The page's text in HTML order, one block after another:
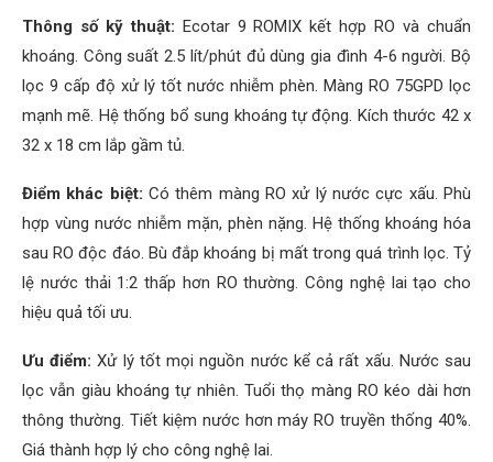
Thông số kỹ thuật: Ecotar 9 ROMIX kết hợp RO và chuẩn
khoáng. Công suất 2.5 lít/phút đủ dùng gia đình 4-6 người. Bộ
lọc 9 cấp độ xử lý tốt nước nhiễm phèn. Màng RO 75GPD lọc
mạnh mẽ. Hệ thống bổ sung khoáng tự động. Kích thước 42 x
32 x 18 cm lắp gầm tủ.
Điểm khác biệt: Có thêm màng RO xử lý nước cực xấu. Phù
hợp vùng nước nhiễm mặn, phèn nặng. Hệ thống khoáng hóa
sau RO độc đáo. Bù đắp khoáng bị mất trong quá trình lọc. Tỷ
lệ nước thải 1:2 thấp hơn RO thường. Công nghệ lai tạo cho
hiệu quả tối ưu.
Ưu điểm: Xử lý tốt mọi nguồn nước kể cả rất xấu. Nước sau
lọc vẫn giàu khoáng tự nhiên. Tuổi thọ màng RO kéo dài hơn
thông thường. Tiết kiệm nước hơn máy RO truyền thống 40%.
Giá thành hợp lý cho công nghệ lai.